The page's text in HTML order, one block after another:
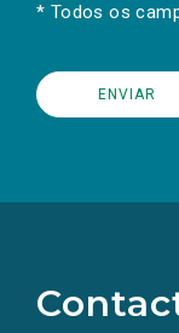
* Todos os
redes
sociais